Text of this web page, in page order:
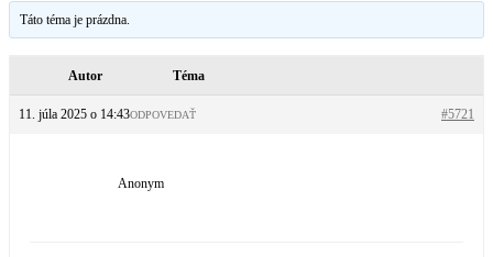
Táto téma je prázdna.
Autor Téma
11. júla 2025 o 14:43 #5721
ODPOVEDAŤ
Anonym